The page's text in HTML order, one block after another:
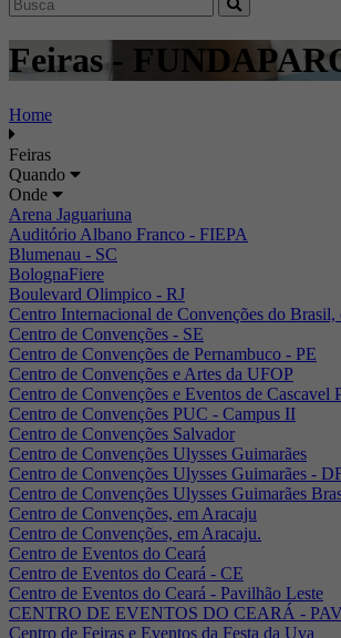
Feiras -
Home
Feiras
Quando
Onde
Arena Jaguariuna
Auditório Albano Franco - FIEPA
Blumenau - SC
BolognaFiere
Boulevard Olimpico - RJ
Centro Internacional de Convenções do Brasil,
Centro de Convenções - SE
Centro de Convenções de Pernambuco - PE
Centro de Convenções e Artes da UFOP
Centro de Convenções e Eventos de Cascavel
Centro de Convenções PUC - Campus II
Centro de Convenções Salvador
Centro de Convenções Ulysses Guimarães
Centro de Convenções Ulysses Guimarães -
Centro de Convenções Ulysses Guimarães
Centro de Convenções, em Aracaju
Centro de Convenções, em Aracaju.
Centro de Eventos do Ceará
Centro de Eventos do Ceará - CE
Centro de Eventos do Ceará - Pavilhão Leste
CENTRO DE EVENTOS DO CEARÁ -
Centro de Feiras e Eventos da Festa da Uva